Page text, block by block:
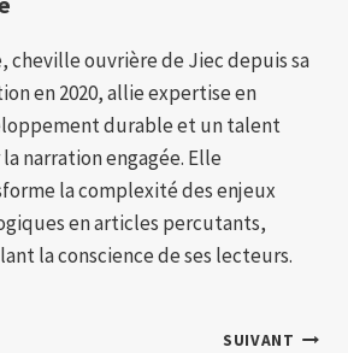
cheville ouvrière de Jiec depuis sa
en 2020, allie expertise en
durable et un talent
narration engagée. Elle
la complexité des enjeux
en articles percutants,
la conscience de ses lecteurs.
SUIVANT